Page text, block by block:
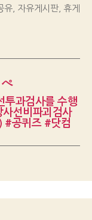
유, 자유게시판, 휴게
ぺ
투과검사를 수행
선비파괴검사
#공퀴즈 #닷컴